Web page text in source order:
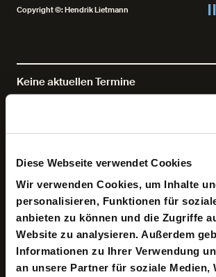
Diese Webseite verwendet Cookies
Wir verwenden Cookies, um Inhalte
personalisieren, Funktionen für
anbieten zu können und die Zugriffe
Website zu analysieren. Außerdem
Informationen zu Ihrer Verwendung
an unsere Partner für soziale Medien,
Copyright ©: Hendrik Lietmann
Keine aktuellen Termine
Strukturen. Sie leben die Ethik des
Vorbild für die Verwobenheit der Arten.
Ziemska greift diesen Gedanken auf und
ihrer Kurzgeschichte »The Mushroom
faszinierende Storyline zwischen Fiktion
Wissenschaft: Unglücklich und
Dasein trifft eine Frau eines Nachts auf
Queen. Diese stiehlt kurzerhand ihr